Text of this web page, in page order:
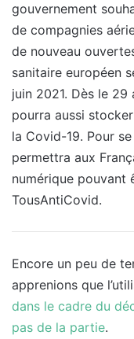
gouvernement
de compagnies
de nouveau
sanitaire européen
juin 2021. Dès le
pourra aussi
la Covid-19. Pour
permettra aux
numérique pouvant
TousAntiCovid.
Encore un peu de
apprenions que
dans le cadre du
pas de la partie.